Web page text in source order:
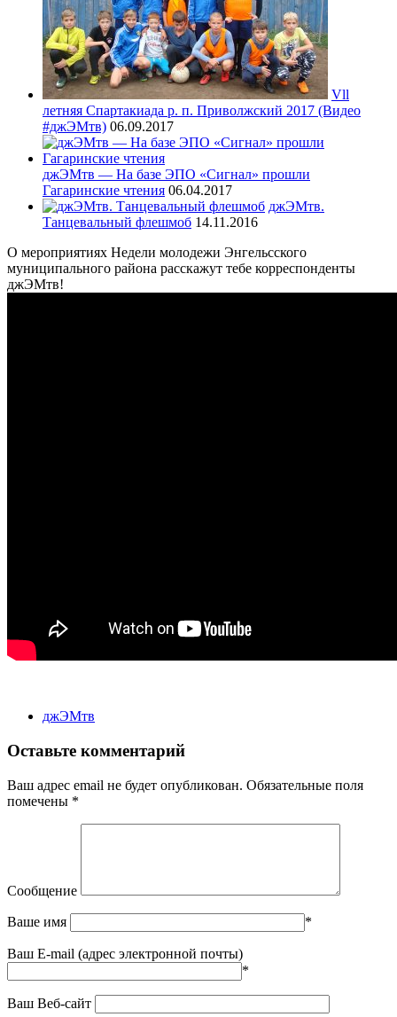
Vll
летняя Спартакиада р. п. Приволжский 2017 (Видео
#джЭМтв) 06.09.2017
джЭМтв — На базе ЭПО «Сигнал» прошли
Гагаринские чтения 06.04.2017
джЭМтв.
Танцевальный флешмоб 14.11.2016
О мероприятиях Недели молодежи Энгельсского
муниципального района расскажут тебе корреспонденты
джЭМтв!
джЭМтв
Оставьте комментарий
Ваш адрес email не будет опубликован. Обязательные поля
помечены *
Сообщение
Ваше имя *
Ваш E-mail (адрес электронной почты)
*
Ваш Веб-сайт